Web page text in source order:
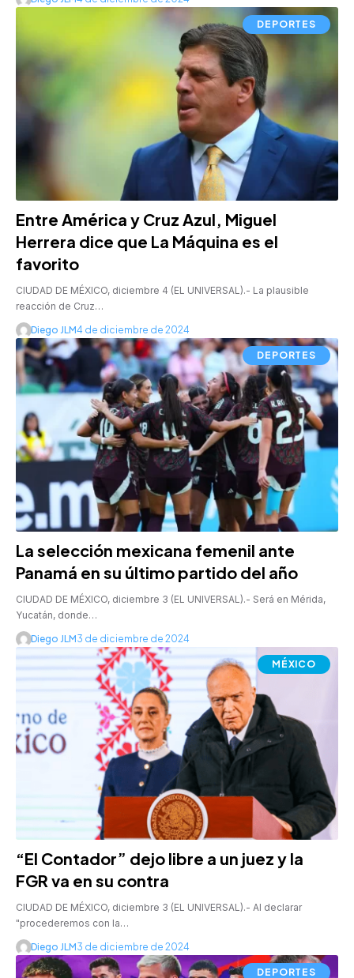
DEPORTES
Entre América y Cruz Azul, Miguel
Herrera dice que La Máquina es el
favorito
CIUDAD DE MÉXICO, diciembre 4 (EL UNIVERSAL).- La plausible
reacción de Cruz…
Diego JLM4 de diciembre de 2024
DEPORTES
La selección mexicana femenil ante
Panamá en su último partido del año
CIUDAD DE MÉXICO, diciembre 3 (EL UNIVERSAL).- Será en Mérida,
Yucatán, donde…
Diego JLM3 de diciembre de 2024
MÉXICO
“El Contador” dejo libre a un juez y la
FGR va en su contra
CIUDAD DE MÉXICO, diciembre 3 (EL UNIVERSAL).- Al declarar
"procederemos con la…
Diego JLM3 de diciembre de 2024
DEPORTES